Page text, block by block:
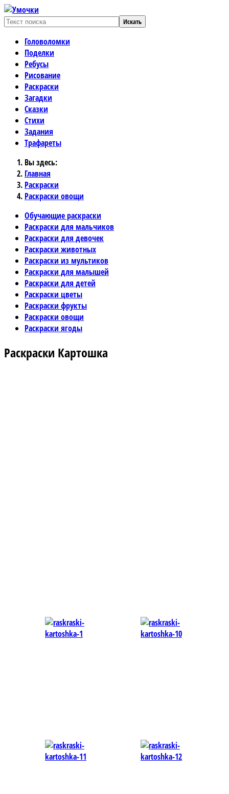
Искать
Головоломки
Поделки
Ребусы
Рисование
Раскраски
Загадки
Сказки
Стихи
Задания
Трафареты
Вы здесь:
Главная
Раскраски
Раскраски овощи
Обучающие раскраски
Раскраски для мальчиков
Раскраски для девочек
Раскраски животных
Раскраски из мультиков
Раскраски для малышей
Раскраски для детей
Раскраски цветы
Раскраски фрукты
Раскраски овощи
Раскраски ягоды
Раскраски Картошка